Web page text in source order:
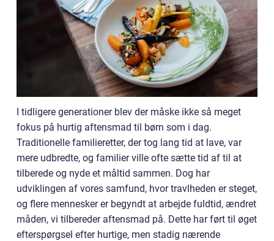
I tidligere generationer blev der måske ikke så meget
fokus på hurtig aftensmad til børn som i dag.
Traditionelle familieretter, der tog lang tid at lave, var
mere udbredte, og familier ville ofte sætte tid af til at
tilberede og nyde et måltid sammen. Dog har
udviklingen af vores samfund, hvor travlheden er steget,
og flere mennesker er begyndt at arbejde fuldtid, ændret
måden, vi tilbereder aftensmad på. Dette har ført til øget
efterspørgsel efter hurtige, men stadig nærende